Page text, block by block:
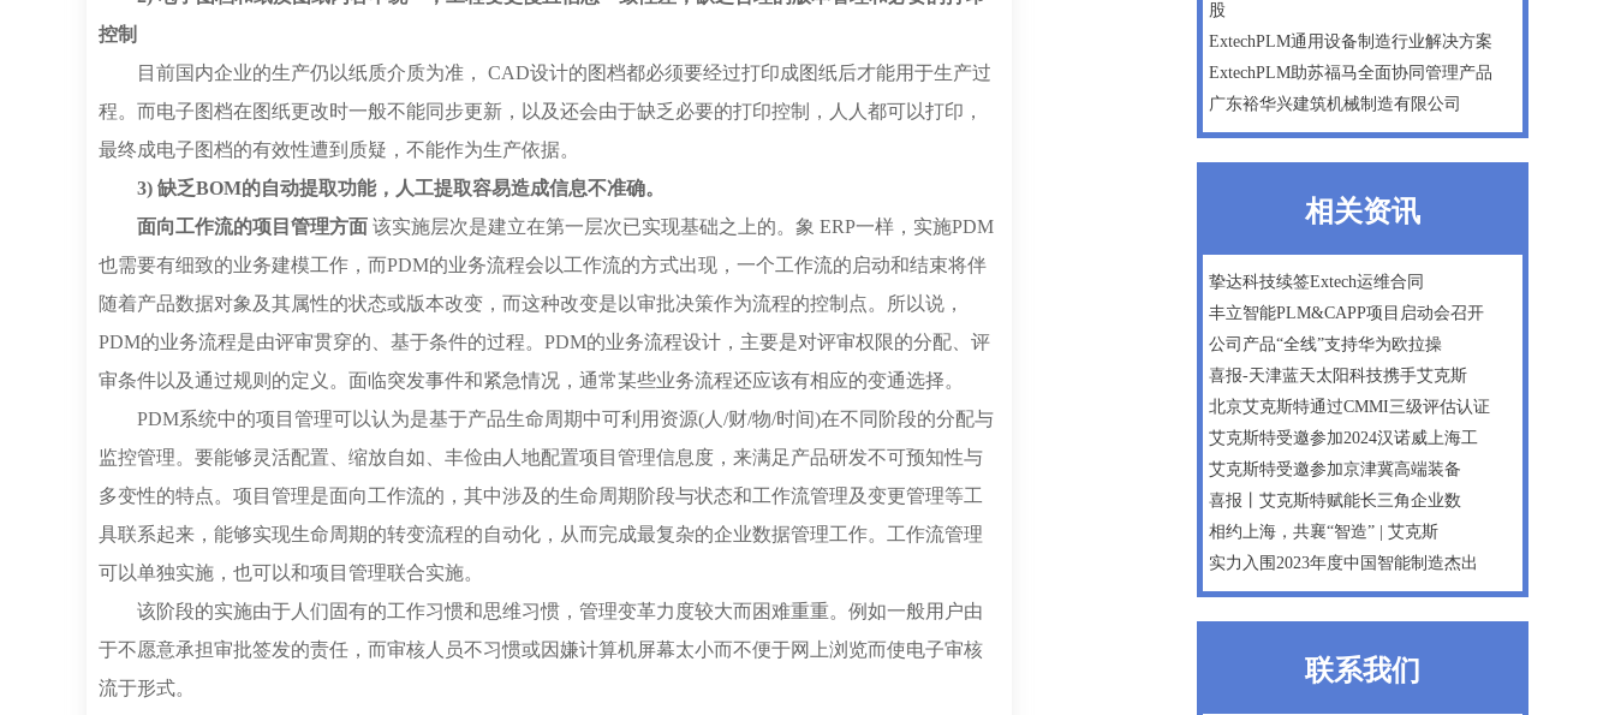
控制
目前国内企业的生产仍以纸质介质为准， CAD设计的图档都必须要经过打印成图纸后才能用于生产过
程。而电子图档在图纸更改时一般不能同步更新，以及还会由于缺乏必要的打印控制，人人都可以打印，
最终成电子图档的有效性遭到质疑，不能作为生产依据。
3) 缺乏BOM的自动提取功能，人工提取容易造成信息不准确。
面向工作流的项目管理方面 该实施层次是建立在第一层次已实现基础之上的。象 ERP一样，实施PDM
也需要有细致的业务建模工作，而PDM的业务流程会以工作流的方式出现，一个工作流的启动和结束将伴
随着产品数据对象及其属性的状态或版本改变，而这种改变是以审批决策作为流程的控制点。所以说，
PDM的业务流程是由评审贯穿的、基于条件的过程。PDM的业务流程设计，主要是对评审权限的分配、评
审条件以及通过规则的定义。面临突发事件和紧急情况，通常某些业务流程还应该有相应的变通选择。
PDM系统中的项目管理可以认为是基于产品生命周期中可利用资源(人/财/物/时间)在不同阶段的分配与
监控管理。要能够灵活配置、缩放自如、丰俭由人地配置项目管理信息度，来满足产品研发不可预知性与
多变性的特点。项目管理是面向工作流的，其中涉及的生命周期阶段与状态和工作流管理及变更管理等工
具联系起来，能够实现生命周期的转变流程的自动化，从而完成最复杂的企业数据管理工作。工作流管理
可以单独实施，也可以和项目管理联合实施。
该阶段的实施由于人们固有的工作习惯和思维习惯，管理变革力度较大而困难重重。例如一般用户由
于不愿意承担审批签发的责任，而审核人员不习惯或因嫌计算机屏幕太小而不便于网上浏览而使电子审核
流于形式。
股
ExtechPLM通用设备制造行业解决方案
ExtechPLM助苏福马全面协同管理产品
广东裕华兴建筑机械制造有限公司
相关资讯
挚达科技续签Extech运维合同
丰立智能PLM&CAPP项目启动会召开
公司产品“全线”支持华为欧拉操
喜报-天津蓝天太阳科技携手艾克斯
北京艾克斯特通过CMMI三级评估认证
艾克斯特受邀参加2024汉诺威上海工
艾克斯特受邀参加京津冀高端装备
喜报丨艾克斯特赋能长三角企业数
相约上海，共襄“智造” | 艾克斯
实力入围2023年度中国智能制造杰出
联系我们